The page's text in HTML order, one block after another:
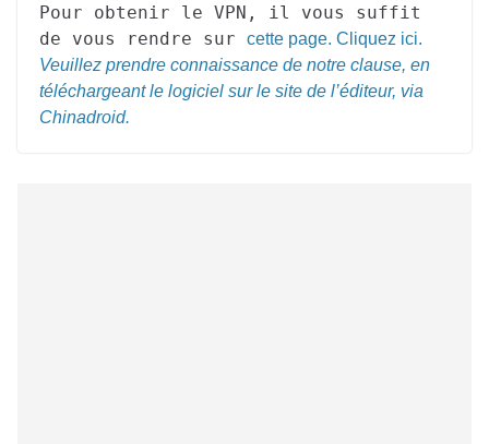
Pour obtenir le VPN, il vous suffit
de vous rendre sur cette page. Cliquez ici.
Veuillez prendre connaissance de notre clause, en
téléchargeant le logiciel sur le site de l’éditeur, via
Chinadroid.